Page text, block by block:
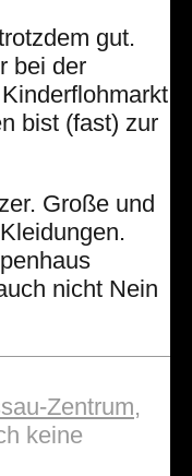
gut.
bei der
bist (fast) zur
Große und
nicht Nein
Zentrum,
keine